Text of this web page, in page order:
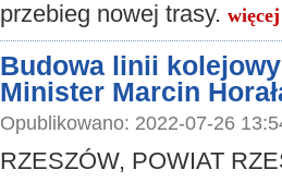
przebieg nowej trasy.
Budowa linii
Minister Marcin
Opublikowano: 2022-07-26
RZESZÓW, POWIAT